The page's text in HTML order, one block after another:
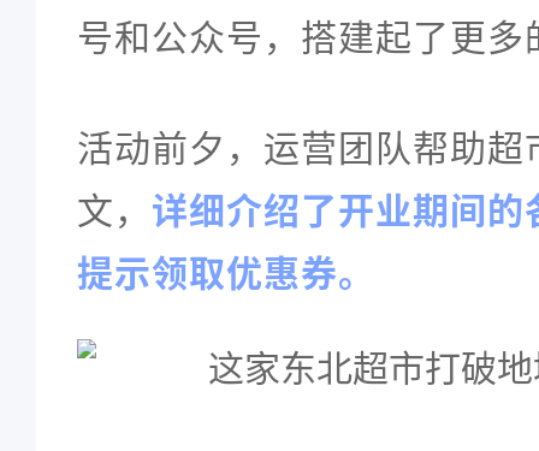
号和公众号，搭建起了更
活动前夕，运营团队帮助
文， 详细介绍了开业期间
提示领取优惠券。